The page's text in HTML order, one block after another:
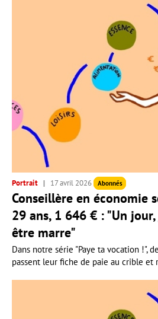
Portrait 17 avril 2026 Abonnés
Conseillère en économie
29 ans, 1 646 € : "Un
être marre"
Dans notre série "Paye ta vocation !",
passent leur fiche de paie au crible et